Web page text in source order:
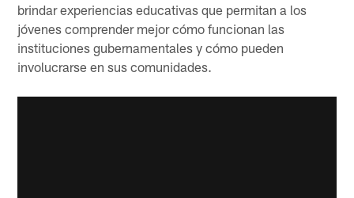
brindar experiencias educativas que permitan a los
jóvenes comprender mejor cómo funcionan las
instituciones gubernamentales y cómo pueden
involucrarse en sus comunidades.